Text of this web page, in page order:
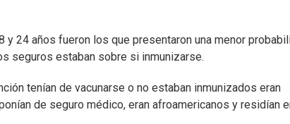
24 años fueron los que presentaron una menor
seguros estaban sobre si inmunizarse.
tenían de vacunarse o no estaban inmunizados eran
de seguro médico, eran afroamericanos y residían